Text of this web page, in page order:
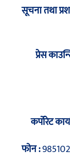
सूचना तथा
प्रेस
कर्पोरेट
फोन :